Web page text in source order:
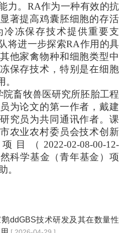
力。RA作为一种有效的抗
著提高鸡囊胚细胞的存活
冻保存技术提供重要支
将进一步探索RA作用的具
他家禽物种和细胞类型中
保存技术，特别是在细胞
院畜牧兽医研究所胚胎工程
为论文的第一作者，戴建
究员为共同通讯作者。课
农业农村委员会技术创新
目（2022-02-08-00-12-
科学基金（青年基金）项
。
ddGBS技术研发及其在数量性